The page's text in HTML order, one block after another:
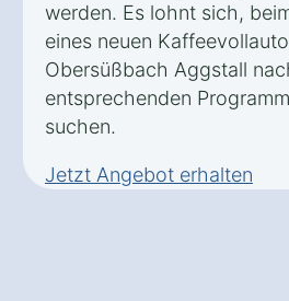
werden. Es lohnt sich,
eines neuen
Obersüßbach Aggstall
entsprechenden
suchen.
Jetzt Angebot erhalten